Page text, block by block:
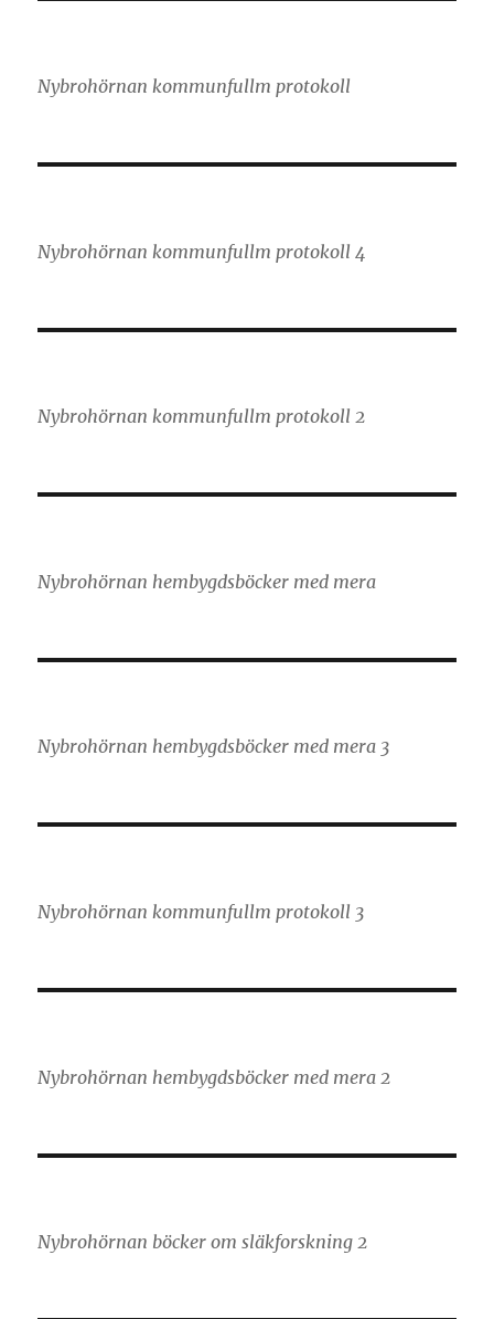
Nybrohörnan kommunfullm protokoll
Nybrohörnan kommunfullm protokoll 4
Nybrohörnan kommunfullm protokoll 2
Nybrohörnan hembygdsböcker med mera
Nybrohörnan hembygdsböcker med mera 3
Nybrohörnan kommunfullm protokoll 3
Nybrohörnan hembygdsböcker med mera 2
Nybrohörnan böcker om släkforskning 2